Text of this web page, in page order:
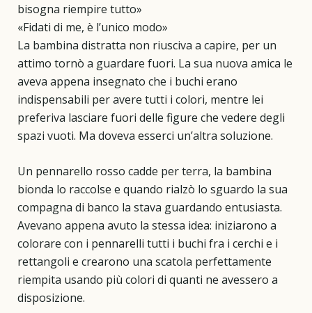
bisogna riempire tutto»
«Fidati di me, è l’unico modo»
La bambina distratta non riusciva a capire, per un
attimo tornò a guardare fuori. La sua nuova amica le
aveva appena insegnato che i buchi erano
indispensabili per avere tutti i colori, mentre lei
preferiva lasciare fuori delle figure che vedere degli
spazi vuoti. Ma doveva esserci un’altra soluzione.
Un pennarello rosso cadde per terra, la bambina
bionda lo raccolse e quando rialzò lo sguardo la sua
compagna di banco la stava guardando entusiasta.
Avevano appena avuto la stessa idea: iniziarono a
colorare con i pennarelli tutti i buchi fra i cerchi e i
rettangoli e crearono una scatola perfettamente
riempita usando più colori di quanti ne avessero a
disposizione.